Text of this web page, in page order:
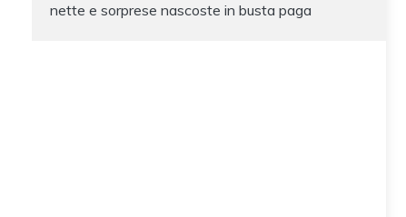
nette e sorprese nascoste in busta paga